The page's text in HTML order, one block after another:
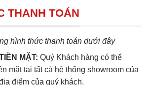
THANH TOÁN
hình thức thanh toán dưới đây
MẶT: Quý Khách hàng có thể
mặt tại tất cả hệ thống showroom của
điểm của quý khách.